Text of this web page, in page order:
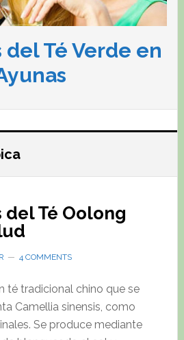
Té Verde en
del Té Oolong
4 COMMENTS
té tradicional chino que se
Camellia sinensis, como
Se produce mediante